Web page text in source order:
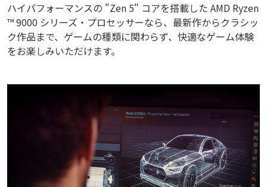
ハイパフォーマンスの "Zen 5" コアを搭載した AMD Ryzen
™ 9000 シリーズ・プロセッサーなら、最新作からクラシッ
ク作品まで、ゲームの種類に関わらず、快適なゲーム体験
をお楽しみいただけます。